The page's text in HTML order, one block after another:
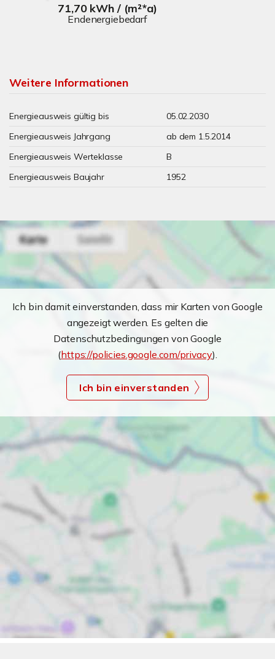
71,70 kWh / (m²*a)
Endenergiebedarf
Weitere Informationen
Energieausweis gültig bis
05.02.2030
Energieausweis Jahrgang
ab dem 1.5.2014
Energieausweis Werteklasse
B
Energieausweis Baujahr
1952
Ich bin damit einverstanden, dass mir Karten von Google
angezeigt werden. Es gelten die
Datenschutzbedingungen von Google
(https://policies.google.com/privacy).
Ich bin einverstanden